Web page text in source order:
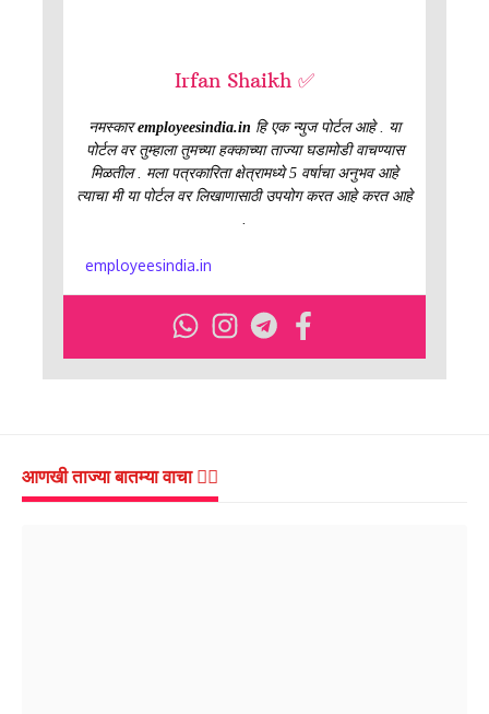
Irfan Shaikh ✅
नमस्कारemployeesindia.in हि एक न्युज पोर्टल आहे . या
पोर्टल वर तुम्हाला तुमच्या हक्काच्या ताज्या घडामोडी वाचण्यास
मिळतील . मला पत्रकारिता क्षेत्रामध्ये 5 वर्षाचा अनुभव आहे
त्याचा मी या पोर्टल वर लिखाणासाठी उपयोग करत आहे करत आहे
employeesindia.in
आणखी ताज्या बातम्या वाचा 👇🏻